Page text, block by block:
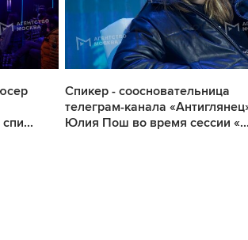
Спикер - соосновательница
телеграм-канала
Юлия Пош во время сессии «...